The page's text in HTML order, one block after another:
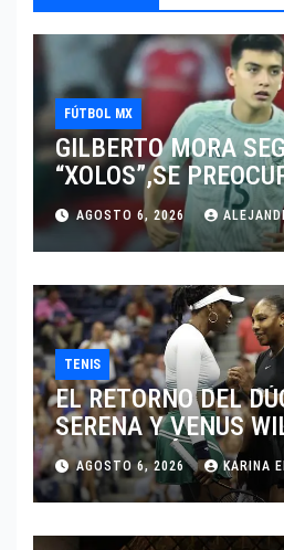
FÚTBOL MX
GILBERTO MORA
“XOLOS”,SE
JUGAR EN SU
AGOSTO 6, 2026
TENIS
EL RETORNO DEL
SERENA Y VENUS
DISPUTARÁN LOS
CINCINNATI 2026
AGOSTO 6, 2026 KARINA